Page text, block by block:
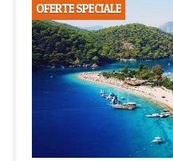
OFERTE SPECIALE